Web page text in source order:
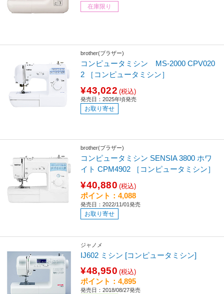
在庫限り
brother(ブラザー)
コンピュータミシン MS-2000 CPV020
2 ［コンピュータミシン］
¥43,022 (税込)
発売日：2025年頃発売
お取り寄せ
brother(ブラザー)
コンピュータミシン SENSIA 3800 ホワ
イト CPM4902 ［コンピュータミシン］
¥40,880 (税込)
ポイント：4,088
発売日：2022/11/01発売
お取り寄せ
ジャノメ
IJ602 ミシン [コンピュータミシン]
¥48,950 (税込)
ポイント：4,895
発売日：2018/08/27発売